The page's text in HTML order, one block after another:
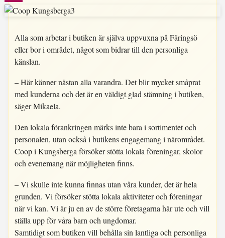
Alla som arbetar i butiken är själva uppvuxna på Färingsö
eller bor i området, något som bidrar till den personliga
känslan.
– Här känner nästan alla varandra. Det blir mycket småprat
med kunderna och det är en väldigt glad stämning i butiken,
säger Mikaela.
Den lokala förankringen märks inte bara i sortimentet och
personalen, utan också i butikens engagemang i närområdet.
Coop i Kungsberga försöker stötta lokala föreningar, skolor
och evenemang när möjligheten finns.
– Vi skulle inte kunna finnas utan våra kunder, det är hela
grunden. Vi försöker stötta lokala aktiviteter och föreningar
när vi kan. Vi är ju en av de större företagarna här ute och vill
ställa upp för våra barn och ungdomar.
Samtidigt som butiken vill behålla sin lantliga och personliga